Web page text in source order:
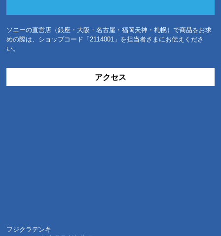
ソニーの直営店（銀座・大阪・名古屋・福岡天神・札幌）で商品をお求
めの際は、ショップコード「2114001」を担当者さまにお伝えくださ
い。
アクセス
フジクラデンキ